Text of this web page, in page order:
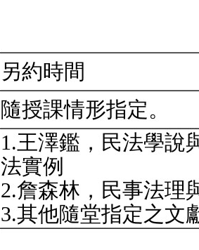
另約時間
隨授課情形指定。
1.王澤鑑，民法學說
法實例
2.詹森林，民事法理
3.其他隨堂指定之文